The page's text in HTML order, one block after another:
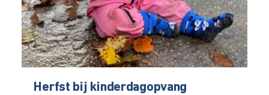
Herfst bij kinderdagopvang